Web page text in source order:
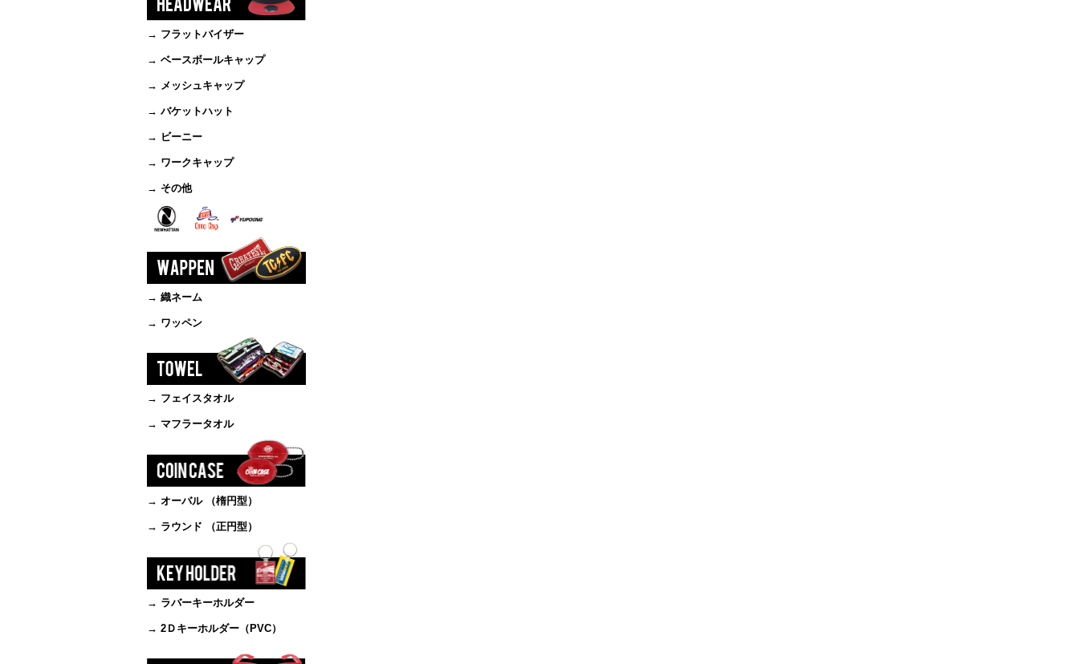
→ フラットバイザー
→ ベースボールキャップ
→ メッシュキャップ
→ バケットハット
→ ビーニー
→ ワークキャップ
→ その他
→ 織ネーム
→ ワッペン
→ フェイスタオル
→ マフラータオル
→ オーバル （楕円型）
→ ラウンド （正円型）
→ ラバーキーホルダー
→ 2Ｄキーホルダー（PVC）